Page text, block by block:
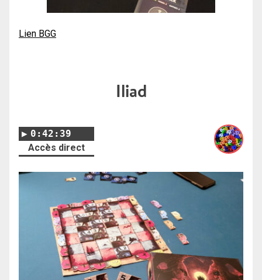
Lien BGG
Iliad
0:42:39
Accès direct